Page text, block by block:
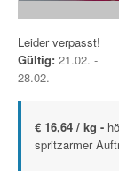
Leider verpasst!
Gültig: 21.02. -
28.02.
€ 16,64 / kg -
spritzarmer